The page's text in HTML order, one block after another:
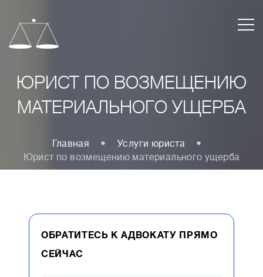
ЮРИСТ ПО ВОЗМЕЩЕНИЮ
МАТЕРИАЛЬНОГО УЩЕРБА
Главная
Услуги юриста
Юрист по возмещению материального ущерба
ОБРАТИТЕСЬ К АДВОКАТУ ПРЯМО
СЕЙЧАС